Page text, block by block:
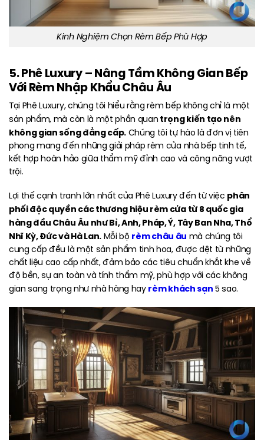
Kinh Nghiệm Chọn Rèm Bếp Phù Hợp
5. Phê Luxury – Nâng Tầm Không Gian Bếp
Với Rèm Nhập Khẩu Châu Âu
Tại Phê Luxury, chúng tôi hiểu rằng rèm bếp không chỉ là một
sản phẩm, mà còn là một phần quantrọng kiến tạo nên
không gian sống đẳng cấp.Chúng tôi tự hào là đơn vị tiên
phong mang đến những giải pháp rèm cửa nhà bếp tinh tế,
kết hợp hoàn hảo giữa thẩm mỹ đỉnh cao và công năng vượt
trội.
Lợi thế cạnh tranh lớn nhất của Phê Luxury đến từ việc phân
phối độc quyền các thương hiệu rèm cửa từ 8 quốc gia
hàng đầu Châu Âu như Bỉ, Anh, Pháp, Ý, Tây Ban Nha, Thổ
Nhĩ Kỳ, Đức và Hà Lan.Mỗi bộ rèm châu âu mà chúng tôi
cung cấp đều là một sản phẩm tinh hoa, được dệt từ những
chất liệu cao cấp nhất, đảm bảo các tiêu chuẩn khắt khe về
độ bền, sự an toàn và tính thẩm mỹ, phù hợp với các không
gian sang trọng như nhà hàng hayrèm khách sạn5 sao.